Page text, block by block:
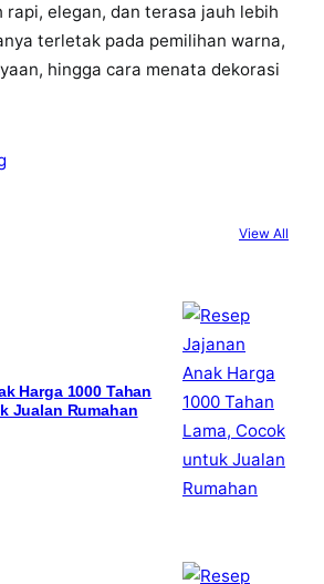
elegan, dan terasa jauh lebih
terletak pada pemilihan warna,
hingga cara menata dekorasi
View All
Harga 1000 Tahan
Jualan Rumahan